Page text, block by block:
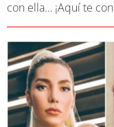
con ella… ¡Aquí te